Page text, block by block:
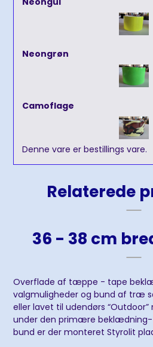
Neongrøn
Camoflage
Denne vare er bestillings vare.
Relaterede
36 - 38 cm
Overflade af tæppe - tape
valgmuligheder og bund af træ
eller lavet til udendørs
under den primære
bund er der monteret Styrolit